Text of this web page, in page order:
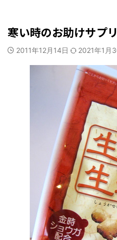
寒い時のお助けサプ
2011年12月14日 2021年1月